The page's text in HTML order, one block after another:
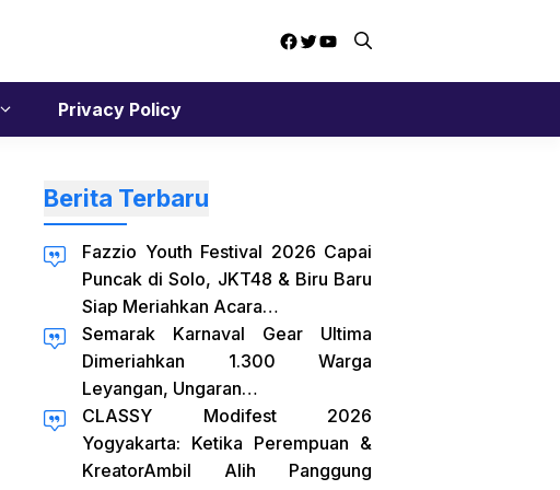
Facebook
Twitter
YouTube
Privacy Policy
Berita Terbaru
Fazzio Youth Festival 2026 Capai
Puncak di Solo, JKT48 & Biru Baru
Siap Meriahkan Acara…
Semarak Karnaval Gear Ultima
Dimeriahkan 1.300 Warga
Leyangan, Ungaran…
CLASSY Modifest 2026
Yogyakarta: Ketika Perempuan &
KreatorAmbil Alih Panggung